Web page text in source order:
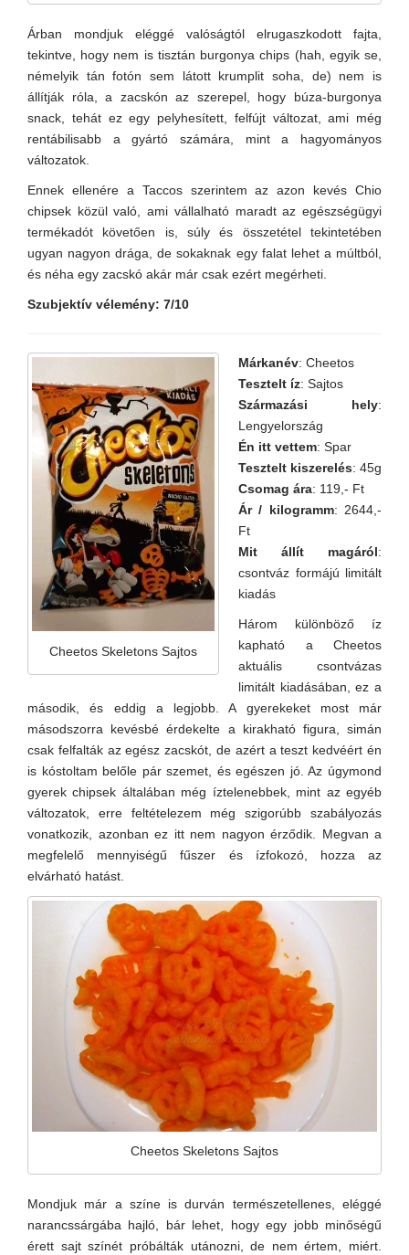
Árban mondjuk eléggé valóságtól elrugaszkodott fajta,
tekintve, hogy nem is tisztán burgonya chips (hah, egyik se,
némelyik tán fotón sem látott krumplit soha, de) nem is
állítják róla, a zacskón az szerepel, hogy búza-burgonya
snack, tehát ez egy pelyhesített, felfújt változat, ami még
rentábilisabb a gyártó számára, mint a hagyományos
változatok.
Ennek ellenére a Taccos szerintem az azon kevés Chio
chipsek közül való, ami vállalható maradt az egészségügyi
termékadót követően is, súly és összetétel tekintetében
ugyan nagyon drága, de sokaknak egy falat lehet a múltból,
és néha egy zacskó akár már csak ezért megérheti.
Szubjektív vélemény: 7/10
Cheetos Skeletons Sajtos
Márkanév: Cheetos
Tesztelt íz: Sajtos
Származási hely:
Lengyelország
Én itt vettem: Spar
Tesztelt kiszerelés: 45g
Csomag ára: 119,- Ft
Ár / kilogramm: 2644,-
Ft
Mit állít magáról:
csontváz formájú limitált
kiadás
Három különböző íz
kapható a Cheetos
aktuális csontvázas
limitált kiadásában, ez a
második, és eddig a legjobb. A gyerekeket most már
másodszorra kevésbé érdekelte a kirakható figura, simán
csak felfalták az egész zacskót, de azért a teszt kedvéért én
is kóstoltam belőle pár szemet, és egészen jó. Az úgymond
gyerek chipsek általában még íztelenebbek, mint az egyéb
változatok, erre feltételezem még szigorúbb szabályozás
vonatkozik, azonban ez itt nem nagyon érződik. Megvan a
megfelelő mennyiségű fűszer és ízfokozó, hozza az
elvárható hatást.
Cheetos Skeletons Sajtos
Mondjuk már a színe is durván természetellenes, eléggé
narancssárgába hajló, bár lehet, hogy egy jobb minőségű
érett sajt színét próbálták utánozni, de nem értem, miért.